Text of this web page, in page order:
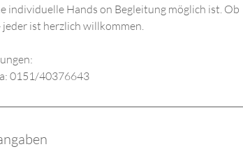
individuelle Hands on Begleitung möglich ist. Ob
ist herzlich willkommen.
0151/40376643